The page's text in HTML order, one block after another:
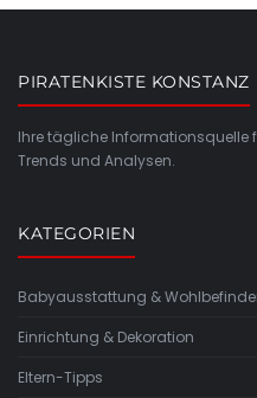
PIRATENKISTE KONSTANZ
Ihre tägliche Informationsquelle
Trends und Analysen.
KATEGORIEN
Babyausstattung &
Einrichtung & Dekoration
Eltern-Tipps